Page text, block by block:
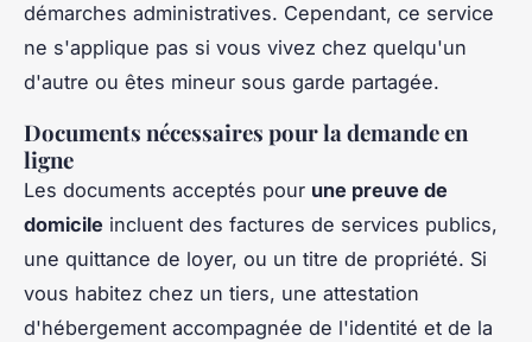
démarches administratives. Cependant, ce service
ne s'applique pas si vous vivez chez quelqu'un
d'autre ou êtes mineur sous garde partagée.
Documents nécessaires pour la demande en
ligne
Les documents acceptés pour une preuve de
domicile incluent des factures de services publics,
une quittance de loyer, ou un titre de propriété. Si
vous habitez chez un tiers, une attestation
d'hébergement accompagnée de l'identité et de la